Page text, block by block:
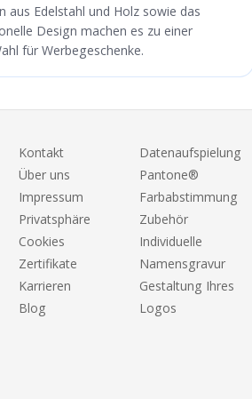
aus Edelstahl und Holz sowie das
Design machen es zu einer
für Werbegeschenke.
Kontakt
Über uns
Impressum
Privatsphäre
Cookies
Zertifikate
Karrieren
Blog
Datenaufspielung
Pantone®
Farbabstimmung
Zubehör
Individuelle
Namensgravur
Gestaltung Ihres
Logos